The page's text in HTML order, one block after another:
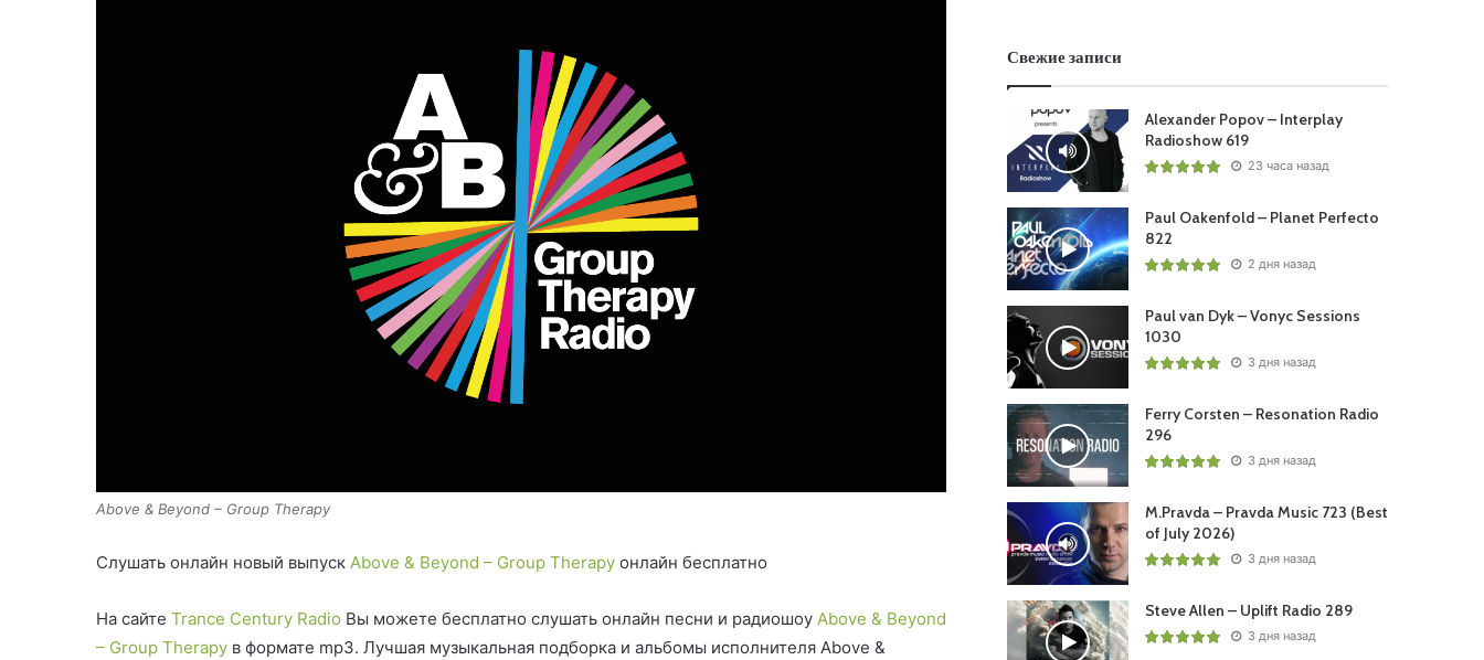
Above & Beyond – Group Therapy
Слушать онлайн новый выпуск Above & Beyond – Group Therapy онлайн бесплатно
На сайте Trance Century Radio Вы можете бесплатно слушать онлайн песни и радиошоу Above & Beyond
– Group Therapy в формате mp3. Лучшая музыкальная подборка и альбомы исполнителя Above &
Свежие записи
Alexander Popov – Interplay
Radioshow 619
23 часа назад
Paul Oakenfold – Planet Perfecto
822
2 дня назад
Paul van Dyk – Vonyc Sessions
1030
3 дня назад
Ferry Corsten – Resonation Radio
296
3 дня назад
M.Pravda – Pravda Music 723 (Best
of July 2026)
3 дня назад
Steve Allen – Uplift Radio 289
3 дня назад